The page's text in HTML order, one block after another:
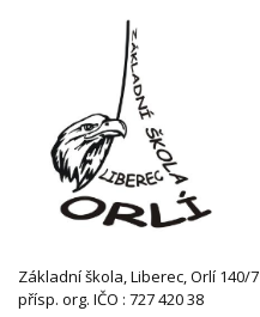
Základní škola, Liberec, Orlí 140/7
přísp. org. IČO : 727 420 38